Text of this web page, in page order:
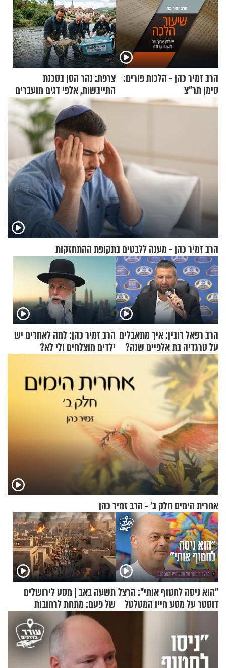
הרב זמיר כהן - הלכות פורים:
סימן תר"צ
צרפת: נהר הסן בסכנת
התייבשות, אלפי דגים מועברים
במבצעי חילוץ
הרב זמיר כהן - מענה ללבטים בתקופת ההתחזקות
הרב רפאל רובין: איך מתאבלים
על טרגדיה בת אלפיים שנה?
הרב זמיר כהן: למה לאחרים יש
ילדים מוצלחים ולי לא?
אחרית הימים חלק ב’ - הרב זמיר כהן
"הוא ניסה לחטוף אותי": הרצל
דוסטר על מסע חייו המטלטל
תשעה באב | מסע לירושלים
של פעם: מתחת לרחובות
ירושלים